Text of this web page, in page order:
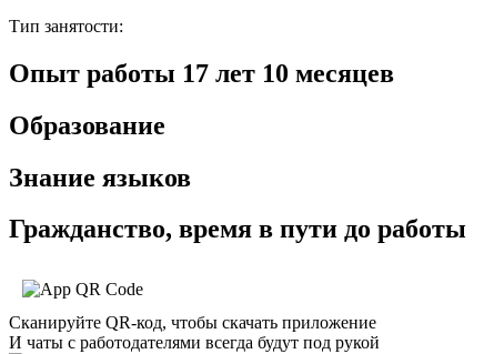
Тип занятости:
Опыт работы 17 лет 10 месяцев
Образование
Знание языков
Гражданство, время в пути до работы
Сканируйте QR-код, чтобы скачать приложение
И чаты с работодателями всегда будут под рукой